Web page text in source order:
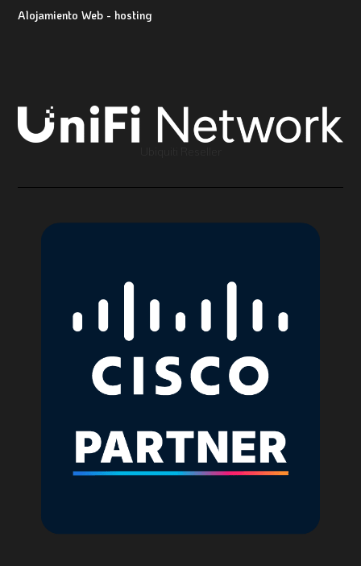
Alojamiento Web - hosting